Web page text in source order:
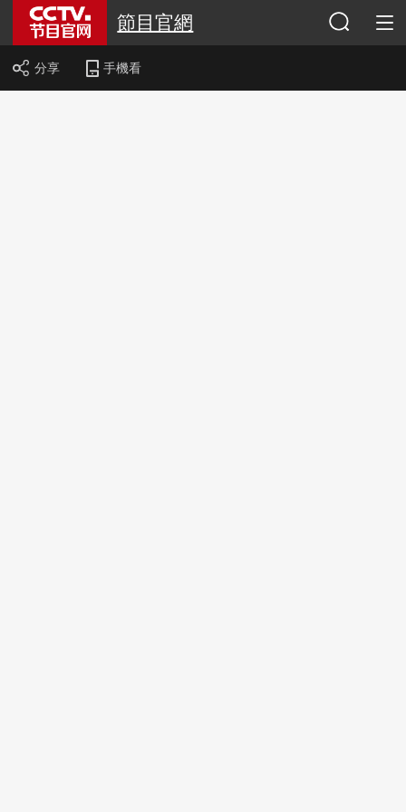
節目官網
分享 手機看